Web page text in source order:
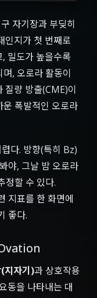
자기장과 부딪히
인지가 첫 번째로
밀도가 높을수록
, 오로라 활동이
질량 방출(CME)이
폭발적인 오로라
다. 방향(특히 Bz)
야, 그날 밤 오로라
정할 수 있다.
지표를 한 화면에
좋다.
지자기)과 상호작용
동을 나타내는 대